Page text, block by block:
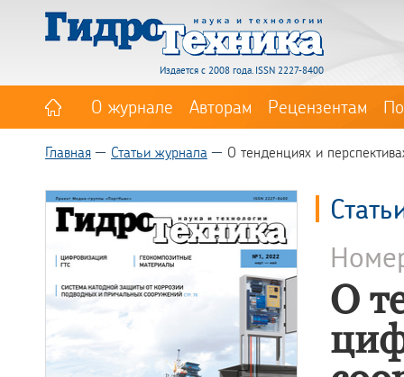
Издается с 2008 года. ISSN 2227-8400
О журнале Авторам Рецензентам
Главная Статьи журнала О тенденциях и
О